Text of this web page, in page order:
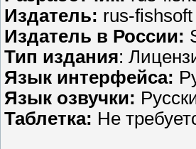
Издатель: rus-fishsoft
Издатель в России:
Тип издания:
Язык интерфейса:
Язык озвучки:
Таблетка: Не